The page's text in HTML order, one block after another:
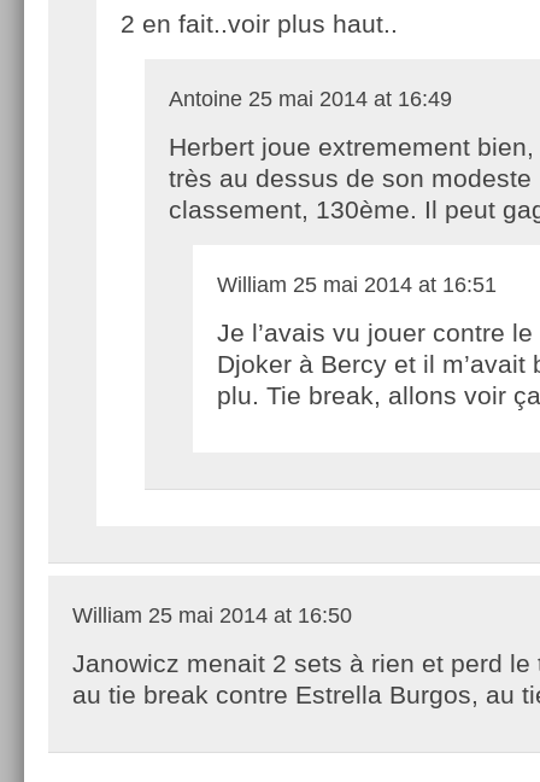
2 en fait..voir plus haut..
Antoine 25 mai 2014 at 16:49
Herbert joue extremement bien,
très au dessus de son modeste
classement, 130ème. Il peut
William 25 mai 2014 at 16:51
Je l’avais vu jouer contre le
Djoker à Bercy et il m’avait
plu. Tie break, allons voir
William 25 mai 2014 at 16:50
Janowicz menait 2 sets à rien et perd le
au tie break contre Estrella Burgos, au